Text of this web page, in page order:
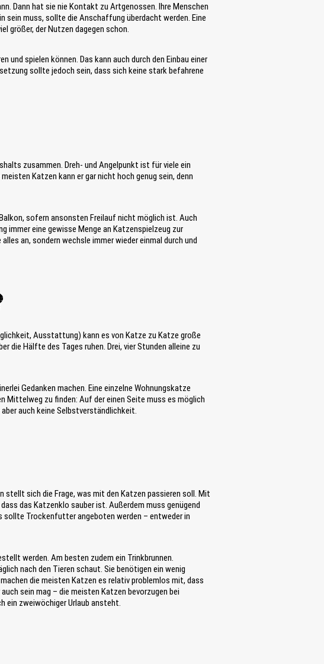
Dann hat sie nie Kontakt zu Artgenossen. Ihre Menschen
sein muss, sollte die Anschaffung überdacht werden. Eine
größer, der Nutzen dagegen schon.
und spielen können. Das kann auch durch den Einbau einer
sollte jedoch sein, dass sich keine stark befahrene
zusammen. Dreh- und Angelpunkt ist für viele ein
Katzen kann er gar nicht hoch genug sein, denn
sofern ansonsten Freilauf nicht möglich ist. Auch
immer eine gewisse Menge an Katzenspielzeug zur
an, sondern wechsle immer wieder einmal durch und
Ausstattung) kann es von Katze zu Katze große
die Hälfte des Tages ruhen. Drei, vier Stunden alleine zu
Gedanken machen. Eine einzelne Wohnungskatze
Mittelweg zu finden: Auf der einen Seite muss es möglich
auch keine Selbstverständlichkeit.
stellt sich die Frage, was mit den Katzen passieren soll. Mit
das Katzenklo sauber ist. Außerdem muss genügend
Trockenfutter angeboten werden – entweder in
werden. Am besten zudem ein Trinkbrunnen.
nach den Tieren schaut. Sie benötigen ein wenig
die meisten Katzen es relativ problemlos mit, dass
sein mag – die meisten Katzen bevorzugen bei
ein zweiwöchiger Urlaub ansteht.